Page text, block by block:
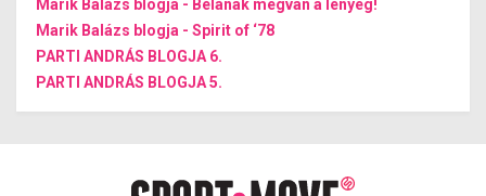
Marik Balázs blogja - Bélának megvan a lényeg!
Marik Balázs blogja - Spirit of ‘78
PARTI ANDRÁS BLOGJA 6.
PARTI ANDRÁS BLOGJA 5.